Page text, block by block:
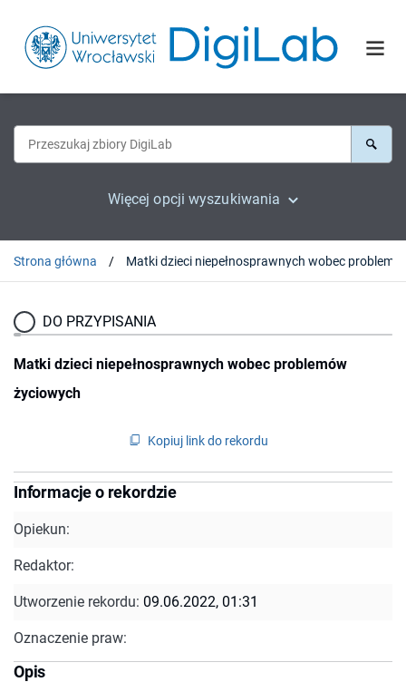
Więcej opcji wyszukiwania
Strona główna
DO PRZYPISANIA
Matki dzieci niepełnosprawnych wobec problemów
życiowych
Kopiuj link do rekordu
Informacje o rekordzie
Opiekun:
Redaktor:
Utworzenie rekordu: 09.06.2022, 01:31
Oznaczenie praw:
Opis